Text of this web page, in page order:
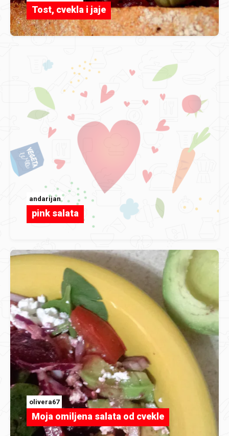
Tost, cvekla i jaje
andarijan
pink salata
olivera67
Moja omiljena salata od cvekle